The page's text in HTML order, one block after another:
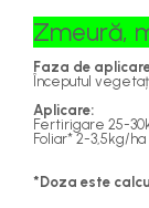
Zmeură,
Faza de
Începutul
Aplicare:
Fertirigare 25-
Foliar* 2-3,5kg/ha
*Doza este